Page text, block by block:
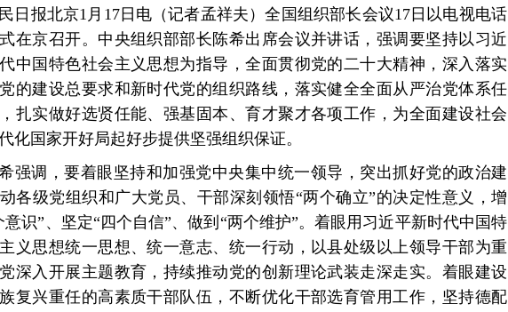
日报北京1月17日电（记者孟祥夫）全国组织部长会议17日以电视电话
在京召开。中央组织部部长陈希出席会议并讲话，强调要坚持以习近
中国特色社会主义思想为指导，全面贯彻党的二十大精神，深入落实
的建设总要求和新时代党的组织路线，落实健全全面从严治党体系任
扎实做好选贤任能、强基固本、育才聚才各项工作，为全面建设社会
化国家开好局起好步提供坚强组织保证。
强调，要着眼坚持和加强党中央集中统一领导，突出抓好党的政治建
各级党组织和广大党员、干部深刻领悟“两个确立”的决定性意义，增
意识”、坚定“四个自信”、做到“两个维护”。着眼用习近平新时代中国特
义思想统一思想、统一意志、统一行动，以县处级以上领导干部为重
深入开展主题教育，持续推动党的创新理论武装走深走实。着眼建设
复兴重任的高素质干部队伍，不断优化干部选育管用工作，坚持德配